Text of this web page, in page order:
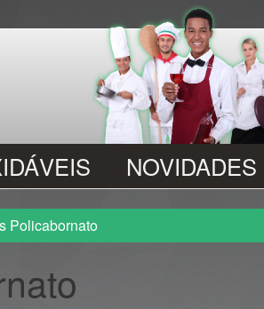
NOVIDADES
Policabornato